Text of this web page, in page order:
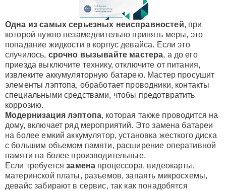
Одна из самых серьезных неисправностей, при
которой нужно незамедлительно принять меры, это
попадание жидкости в корпус девайса. Если это
случилось, срочно вызывайте мастера, а до его
приезда выключите технику, отключите от питания,
извлеките аккумуляторную батарею. Мастер просушит
элементы лэптопа, обработает проводники, контакты
специальными средствами, чтобы предотвратить
коррозию.
Модернизация лэптопа, которая также проводится на
дому, включает ряд мероприятий. Это замена батареи
на более емкий аккумулятор, установка жесткого диска
с большим объемом памяти, расширение оперативной
памяти на более производительные.
Если требуетсязамена процессора, видеокарты,
материнской платы, разъемов, запаять микросхемы,
девайс забирают в сервис, так как понадобятся